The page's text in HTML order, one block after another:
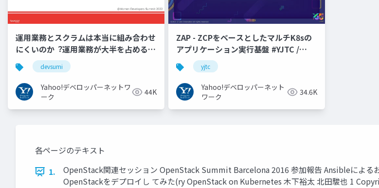
運用業務とスクラムは本当に組み合わせ
にくいのか︖運用業務が大半を占めるプ
ロダクト開発での試行錯誤
devsumi
Yahoo!デベロッパーネットワ
ーク
44K
ZAP - ZCPをベースとしたマルチK8sの
アプリケーション実行基盤 #YJTC /
YJTC21 B-3
yjtc
Yahoo!デベロッパーネット
ワーク
34.6K
各ページのテキスト
1.
OpenStack関連セッション OpenStack Summit Barcelona 2016 参加報告 Ansibleによる
OpenStackをデプロイし てみた(ry OpenStack on Kubernetes 木下裕太 北田駿也 1